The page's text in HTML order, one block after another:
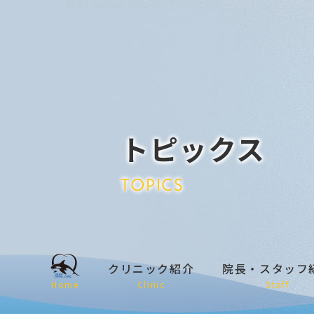
トピックス
TOPICS
Home
クリニック紹介
Clinic
院長・スタッフ
Staff